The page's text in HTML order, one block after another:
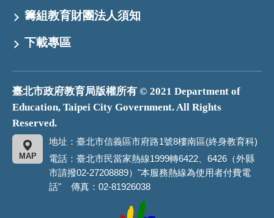
籌組教育財團法人須知
下載專區
臺北市政府教育局版權所有 © 2021 Department of
Education, Taipei City Government. All Rights
Reserved.
地址：臺北市信義區市府路1號8樓南區(終身教育科)
MAP
電話：臺北市民當家熱線1999轉6422、6426（外縣
市請撥02-27208889）"本服務熱線為使用者付費電
話" 傳真：02-81926038
市